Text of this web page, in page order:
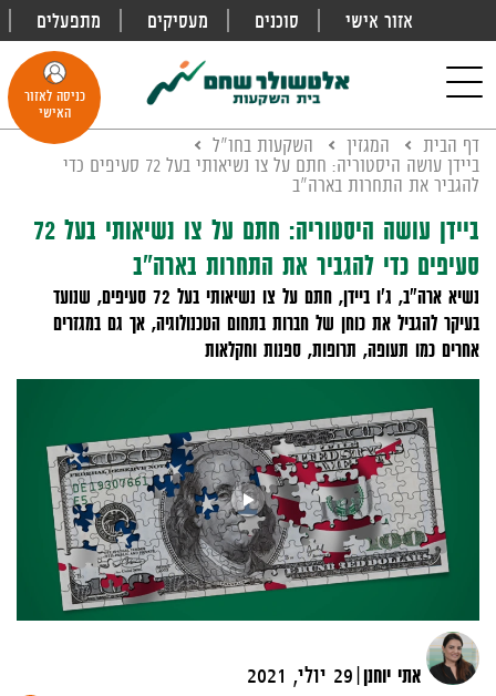
אזור אישי סוכנים מעסיקים מתפעלים
navigation
כניסה לאזור
האישי
דף הבית המגזין
השקעות בחו"ל
ביידן עושה היסטוריה: חתם על צו נשיאותי בעל 72 סעיפים כדי
להגביר את התחרות בארה"ב
ביידן עושה היסטוריה: חתם על צו נשיאותי בעל 72
סעיפים כדי להגביר את התחרות בארה"ב
נשיא ארה"ב, ג'ו ביידן, חתם על צו נשיאותי בעל 72 סעיפים, שנועד
בעיקר להגביל את כוחן של חברות בתחום הטכנולוגיה, אך גם במגזרים
אחרים כמו תעופה, תרופות, ספנות וחקלאות
אתי יוחנן|29 יולי, 2021